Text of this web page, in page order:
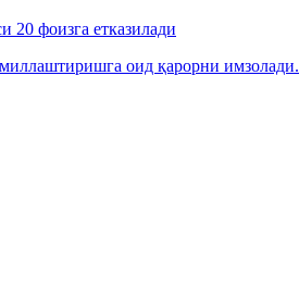
20 фоизга етказилади
оид қарорни имзолади.